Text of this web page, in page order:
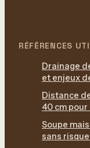
RÉFÉRENCES
Drainage
et enjeux
Distance
40 cm
Soupe
sans